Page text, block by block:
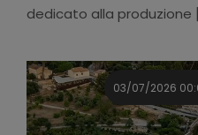
dedicato alla produzione
03/07/2026